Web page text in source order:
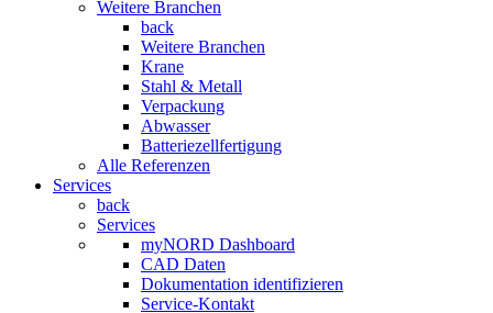
Weitere Branchen
back
Weitere Branchen
Krane
Stahl & Metall
Verpackung
Abwasser
Batteriezellfertigung
Alle Referenzen
Services
back
Services
myNORD Dashboard
CAD Daten
Dokumentation identifizieren
Service-Kontakt